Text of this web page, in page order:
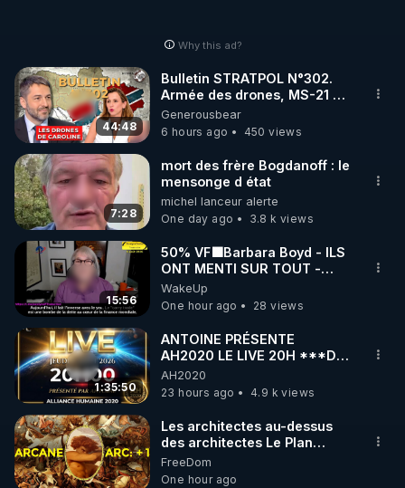
🌱 INSTAGRAM
https://www.instagram.com/rdlr_thierrycasasnovas/
http://rgnr.li/instagram
🌱 LA NEWSLETTER
Pour ne pas rater l’actualité RGNR (stages,
http://rgnr.li/news
🌱 VIDÉOS NON CENSURÉES SUR ODYSEE
Toutes les vidéos Youtube sont aussi sur la
http://rgnr.li/odysee
🌱 LES STAGES EN PRÉSENTIEL
http://rgnr.li/stages
Why this ad?
44:48
Bulletin STRATPOL N°302.
Armée des drones, MS-21 en
série, missiles coréens.
07.08.2026.
Generousbear
6 hours ago
450 views
7:28
mort des frère Bogdanoff : le
mensonge d état
michel lanceur alerte
One day ago
3.8 k views
15:56
50% VF🟩Barbara Boyd - ILS
ONT MENTI SUR TOUT -
Jocelyne Traduction
WakeUp
One hour ago
28 views
1:35:50
ANTOINE PRÉSENTE
AH2020 LE LIVE 20H ***DU
06/08/2026***
AH2020
23 hours ago
4.9 k views
Les architectes au-dessus
des architectes Le Plan
Arcanique documente les
constructions des
FreeDom
One hour ago